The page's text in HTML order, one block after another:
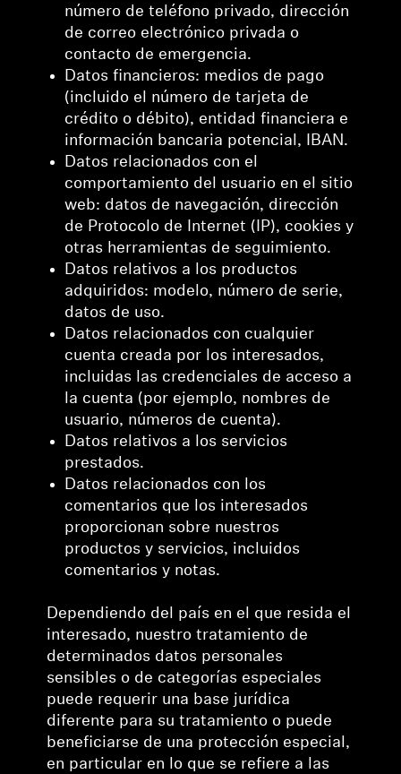
número de teléfono privado, dirección
de correo electrónico privada o
contacto de emergencia.
Datos financieros: medios de pago
(incluido el número de tarjeta de
crédito o débito), entidad financiera e
información bancaria potencial, IBAN.
Datos relacionados con el
comportamiento del usuario en el sitio
web: datos de navegación, dirección
de Protocolo de Internet (IP), cookies y
otras herramientas de seguimiento.
Datos relativos a los productos
adquiridos: modelo, número de serie,
datos de uso.
Datos relacionados con cualquier
cuenta creada por los interesados,
incluidas las credenciales de acceso a
la cuenta (por ejemplo, nombres de
usuario, números de cuenta).
Datos relativos a los servicios
prestados.
Datos relacionados con los
comentarios que los interesados
proporcionan sobre nuestros
productos y servicios, incluidos
comentarios y notas.
Dependiendo del país en el que resida el
interesado, nuestro tratamiento de
determinados datos personales
sensibles o de categorías especiales
puede requerir una base jurídica
diferente para su tratamiento o puede
beneficiarse de una protección especial,
en particular en lo que se refiere a las